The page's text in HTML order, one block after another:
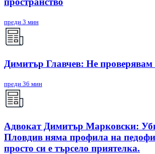
преди 3 мин
Димитър Главчев: Не проверявам
преди 36 мин
Адвокат Димитър Марковски:
Пловдив няма профила на
просто си е търсело приятелка.